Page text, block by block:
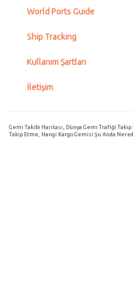
World Ports Guide
Ship Tracking
Kullanım Şartları
İletişim
Gemi Takibi Haritası, Dünya Gemi Trafiği
Takip Etme, Hangi Kargo Gemisi Şu Anda